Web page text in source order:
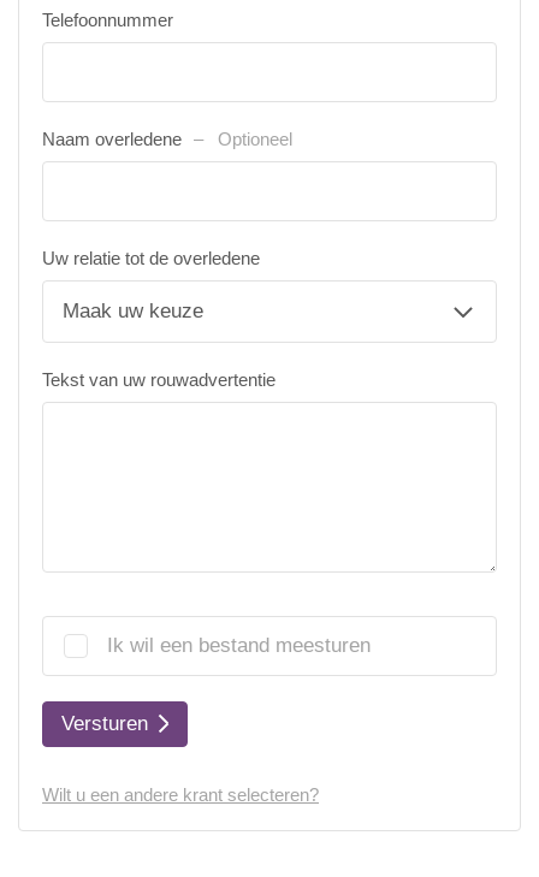
Telefoonnummer
Naam overledene Optioneel
Uw relatie tot de overledene
Tekst van uw rouwadvertentie
Ik wil een bestand meesturen
Versturen
Wilt u een andere krant selecteren?